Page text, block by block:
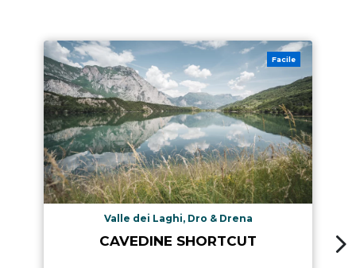
Facile
Valle dei Laghi, Dro & Drena
CAVEDINE SHORTCUT